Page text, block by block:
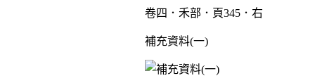
卷四．禾部．頁345．右
補充資料(一)